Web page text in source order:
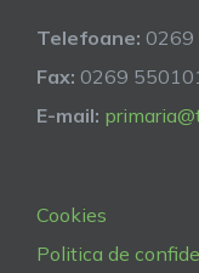
Telefoane: 0269
Fax: 0269
E-mail:
Cookies
Politica de